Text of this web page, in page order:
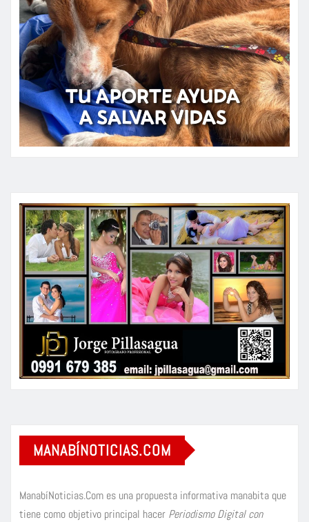
MANABÍNOTICIAS.COM
ManabíNoticias.Com es una propuesta informativa manabita que
tiene como objetivo principal hacer Periodismo Digital con